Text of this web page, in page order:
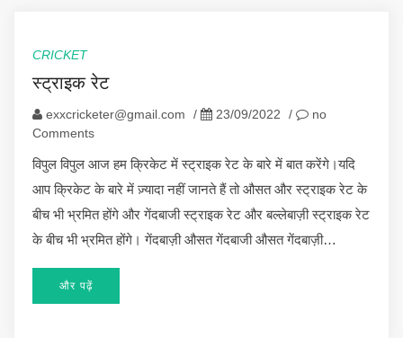
CRICKET
स्ट्राइक रेट
exxcricketer@gmail.com / 23/09/2022 /
no
Comments
विपुल विपुल आज हम क्रिकेट में स्ट्राइक रेट के बारे में बात करेंगे।यदि
आप क्रिकेट के बारे में ज़्यादा नहीं जानते हैं तो औसत और स्ट्राइक रेट के
बीच भी भ्रमित होंगे और गेंदबाजी स्ट्राइक रेट और बल्लेबाज़ी स्ट्राइक रेट
के बीच भी भ्रमित होंगे। गेंदबाज़ी औसत गेंदबाजी औसत गेंदबाज़ी…
और पढ़ें